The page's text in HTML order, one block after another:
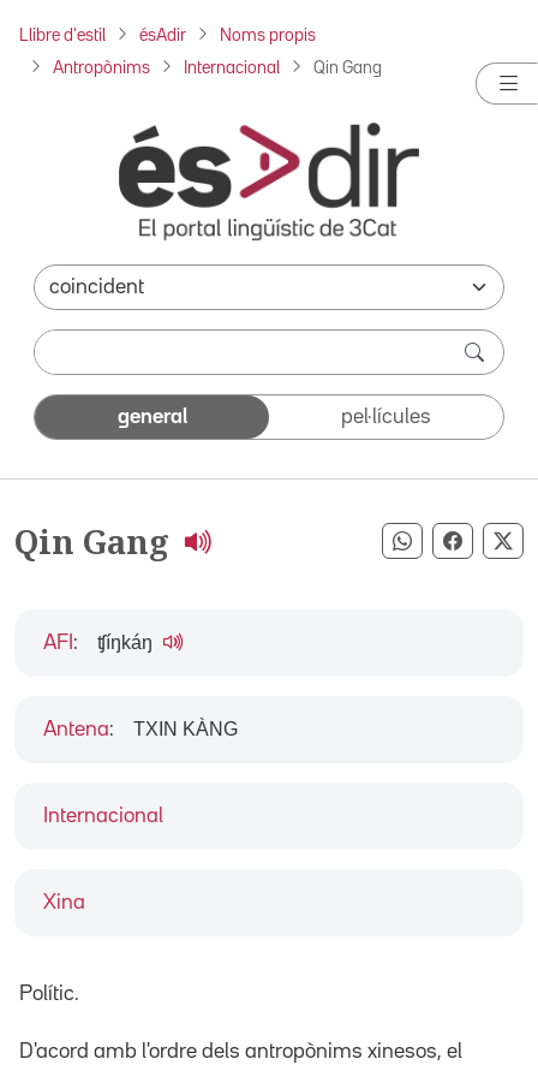
Llibre d'estil ésAdir Noms propis
Antropònims Internacional Qin Gang
general pel·lícules
Qin Gang Compartir
Internacional
Xina
AFI : ʧíŋkáŋ
Antena: TXIN KÀNG
Polític.
D'acord amb l'ordre dels antropònims xinesos, el